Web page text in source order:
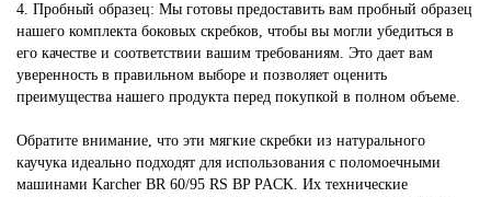
4. Пробный образец: Мы готовы предоставить вам пробный образец
нашего комплекта боковых скребков, чтобы вы могли убедиться в
его качестве и соответствии вашим требованиям. Это дает вам
уверенность в правильном выборе и позволяет оценить
преимущества нашего продукта перед покупкой в полном объеме.
Обратите внимание, что эти мягкие скребки из натурального
каучука идеально подходят для использования с поломоечными
машинами Karcher BR 60/95 RS BP PACK. Их технические